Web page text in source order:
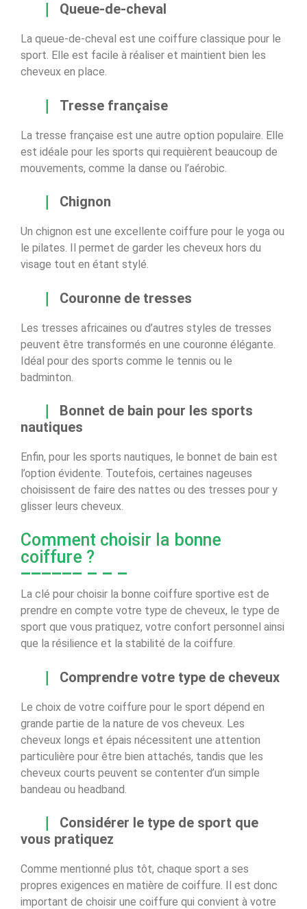
Queue-de-cheval
La queue-de-cheval est une coiffure classique pour le
sport. Elle est facile à réaliser et maintient bien les
cheveux en place.
Tresse française
La tresse française est une autre option populaire. Elle
est idéale pour les sports qui requièrent beaucoup de
mouvements, comme la danse ou l’aérobic.
Chignon
Un chignon est une excellente coiffure pour le yoga ou
le pilates. Il permet de garder les cheveux hors du
visage tout en étant stylé.
Couronne de tresses
Les tresses africaines ou d’autres styles de tresses
peuvent être transformés en une couronne élégante.
Idéal pour des sports comme le tennis ou le
badminton.
Bonnet de bain pour les sports
nautiques
Enfin, pour les sports nautiques, le bonnet de bain est
l’option évidente. Toutefois, certaines nageuses
choisissent de faire des nattes ou des tresses pour y
glisser leurs cheveux.
Comment choisir la bonne
coiffure ?
La clé pour choisir la bonne coiffure sportive est de
prendre en compte votre type de cheveux, le type de
sport que vous pratiquez, votre confort personnel ainsi
que la résilience et la stabilité de la coiffure.
Comprendre votre type de cheveux
Le choix de votre coiffure pour le sport dépend en
grande partie de la nature de vos cheveux. Les
cheveux longs et épais nécessitent une attention
particulière pour être bien attachés, tandis que les
cheveux courts peuvent se contenter d’un simple
bandeau ou headband.
Considérer le type de sport que
vous pratiquez
Comme mentionné plus tôt, chaque sport a ses
propres exigences en matière de coiffure. Il est donc
important de choisir une coiffure qui convient à votre